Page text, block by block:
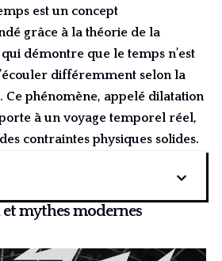
est un concept
grâce à la théorie de la
démontre que le temps n’est
différemment selon la
Ce phénomène, appelé dilatation
à un voyage temporel réel,
contraintes physiques solides.
et mythes modernes